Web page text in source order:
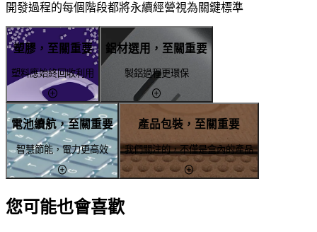
開發過程的每個階段都將永續經營視為關鍵標準
塑膠，至關重要
塑料應始終回收利用
鋁材選用，至關重要
製鋁過程更環保
電池續航，至關重要
智慧節能，電力更高效
產品包裝，至關重要
我們關注的，不僅是盒內的產品
您可能也會喜歡